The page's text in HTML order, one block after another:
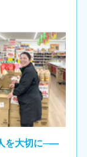
を大切に─―